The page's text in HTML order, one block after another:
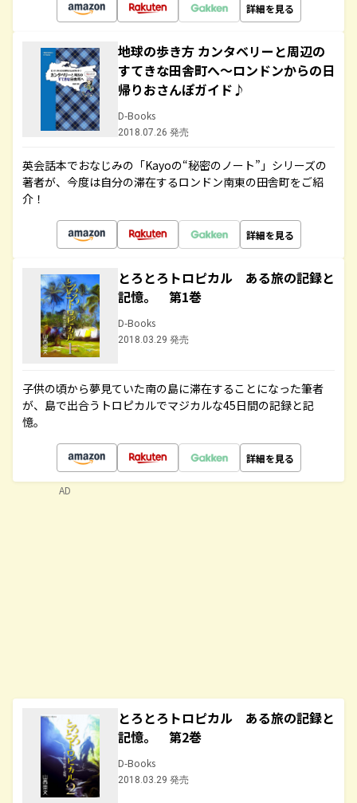
詳細を見る
地球の歩き方 カンタベリーと周辺の
すてきな田舎町へ～ロンドンからの日
帰りおさんぽガイド♪
D-Books
2018.07.26 発売
英会話本でおなじみの「Kayoの“秘密のノート”」シリーズの
著者が、今度は自分の滞在するロンドン南東の田舎町をご紹
介！
詳細を見る
とろとろトロピカル ある旅の記録と
記憶。 第1巻
D-Books
2018.03.29 発売
子供の頃から夢見ていた南の島に滞在することになった筆者
が、島で出合うトロピカルでマジカルな45日間の記録と記
憶。
詳細を見る
とろとろトロピカル ある旅の記録と
記憶。 第2巻
D-Books
2018.03.29 発売
AD